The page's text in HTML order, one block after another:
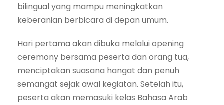
bilingual yang mampu meningkatkan
keberanian berbicara di depan umum.
Hari pertama akan dibuka melalui opening
ceremony bersama peserta dan orang tua,
menciptakan suasana hangat dan penuh
semangat sejak awal kegiatan. Setelah itu,
peserta akan memasuki kelas Bahasa Arab